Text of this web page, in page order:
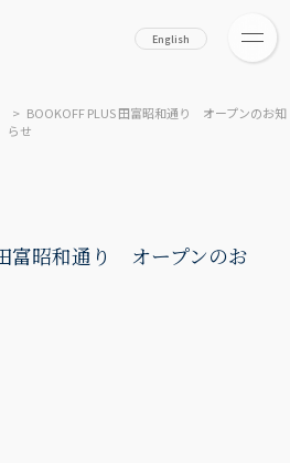
English
> BOOKOFF PLUS 田富昭和通り オープンのお知
らせ
富昭和通り オープンのお